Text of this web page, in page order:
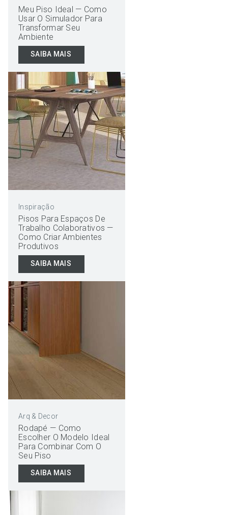
Meu Piso Ideal — Como
Usar O Simulador Para
Transformar Seu
Ambiente
SAIBA MAIS
Inspiração
Pisos Para Espaços De
Trabalho Colaborativos —
Como Criar Ambientes
Produtivos
SAIBA MAIS
Arq & Decor
Rodapé — Como
Escolher O Modelo Ideal
Para Combinar Com O
Seu Piso
SAIBA MAIS